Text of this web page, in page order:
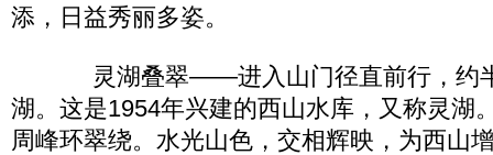
添，日益秀丽多姿。
灵湖叠翠——进入山门径直前行，约半
湖。这是1954年兴建的西山水库，又称灵湖
周峰环翠绕。水光山色，交相辉映，为西山